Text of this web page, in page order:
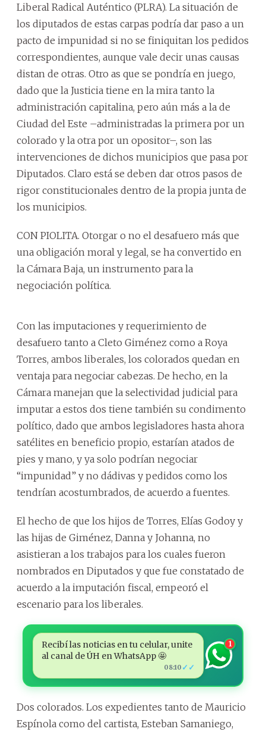
Liberal Radical Auténtico (PLRA). La situación de
los diputados de estas carpas podría dar paso a un
pacto de impunidad si no se finiquitan los pedidos
correspondientes, aunque vale decir unas causas
distan de otras. Otro as que se pondría en juego,
dado que la Justicia tiene en la mira tanto la
administración capitalina, pero aún más a la de
Ciudad del Este –administradas la primera por un
colorado y la otra por un opositor–, son las
intervenciones de dichos municipios que pasa por
Diputados. Claro está se deben dar otros pasos de
rigor constitucionales dentro de la propia junta de
los municipios.
CON PIOLITA. Otorgar o no el desafuero más que
una obligación moral y legal, se ha convertido en
la Cámara Baja, un instrumento para la
negociación política.
Con las imputaciones y requerimiento de
desafuero tanto a Cleto Giménez como a Roya
Torres, ambos liberales, los colorados quedan en
ventaja para negociar cabezas. De hecho, en la
Cámara manejan que la selectividad judicial para
imputar a estos dos tiene también su condimento
político, dado que ambos legisladores hasta ahora
satélites en beneficio propio, estarían atados de
pies y mano, y ya solo podrían negociar
“impunidad” y no dádivas y pedidos como los
tendrían acostumbrados, de acuerdo a fuentes.
El hecho de que los hijos de Torres, Elías Godoy y
las hijas de Giménez, Danna y Johanna, no
asistieran a los trabajos para los cuales fueron
nombrados en Diputados y que fue constatado de
acuerdo a la imputación fiscal, empeoró el
escenario para los liberales.
Recibí las noticias en tu celular, unite
al canal de ÚH en WhatsApp 🤩
08:10 ✓✓
1
Dos colorados. Los expedientes tanto de Mauricio
Espínola como del cartista, Esteban Samaniego,